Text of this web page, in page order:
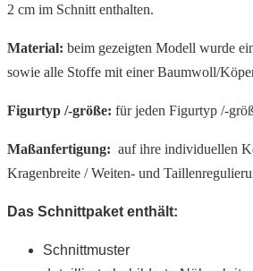
2 cm im Schnitt enthalten.
Material: beim gezeigten Modell wurde
sowie alle Stoffe mit einer Baumwoll/
Figurtyp /-größe: für jeden Figurtyp /-
Maßanfertigung: auf ihre individuellen
Kragenbreite / Weiten- und
Das Schnittpaket enthält:
Schnittmuster